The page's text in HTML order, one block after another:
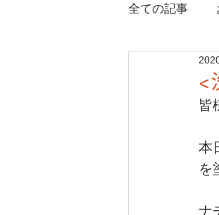
全ての記事
注文住宅_
注文住宅
<
皆
本
を
ナ